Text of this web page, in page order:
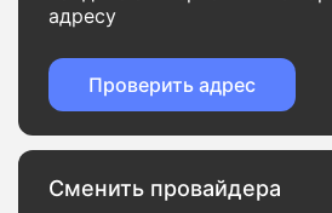
адресу
Проверить адрес
Сменить провайдера